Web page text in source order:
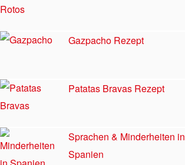
Gazpacho Rezept
Patatas Bravas Rezept
Sprachen & Minderheiten in
Spanien